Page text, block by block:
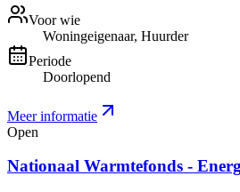
Voor wie
Woningeigenaar, Huurder
Periode
Doorlopend
Meer informatie
Open
Nationaal Warmtefonds -